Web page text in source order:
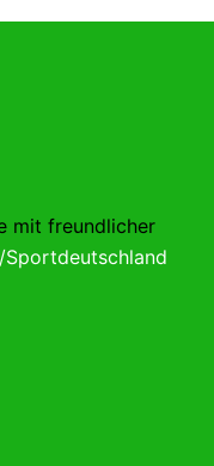
mit freundlicher